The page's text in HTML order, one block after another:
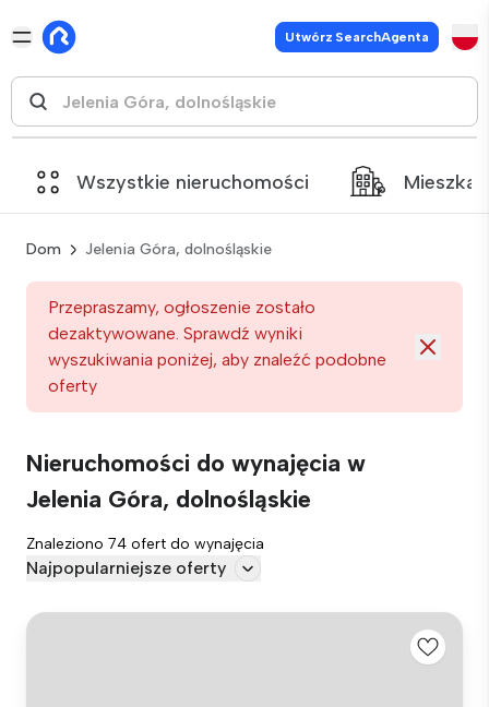
Utwórz SearchAgenta
Wszystkie nieruchomości
Dom Jelenia Góra, dolnośląskie
Przepraszamy, ogłoszenie zostało
dezaktywowane. Sprawdź wyniki
wyszukiwania poniżej, aby znaleźć podobne
oferty
Nieruchomości do wynajęcia w
Jelenia Góra, dolnośląskie
Znaleziono 74 ofert do wynajęcia
Najpopularniejsze oferty